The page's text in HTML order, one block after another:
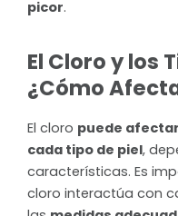
picor.
El Cloro y los
¿Cómo
El cloro puede
cada tipo de piel,
características. Es
cloro interactúa con